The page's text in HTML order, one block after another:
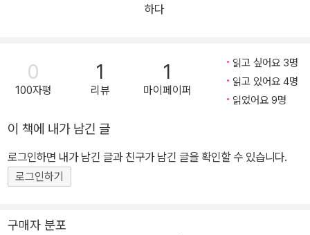
도 쉰 것 같지 않고 웬만해서는 도무지 충전이 안 되는 당신을 위한 최
고의 선물! 전 세계를 놀라게 한 감동 스토리, ‘에너지 버스’를 아직 안
펑크 나 있는 걸 발견한다. 하지만 그건 조지를 둘러싼 숱한 고통 중
하나일 뿐이다. 아내와 아이들은 그에게 등을 돌렸고, 직장생활 역시
벼랑 끝에 서 있다. 이번 신제품 런칭에 실패하면 마케팅 팀장인 그는
하다
0
100자평
1
리뷰
1
마이페이퍼
읽고 싶어요 3명
읽고 있어요 4명
읽었어요 9명
이 책에 내가 남긴 글
로그인하면 내가 남긴 글과 친구가 남긴 글을 확인할 수 있습니다.
로그인하기
구매자 분포